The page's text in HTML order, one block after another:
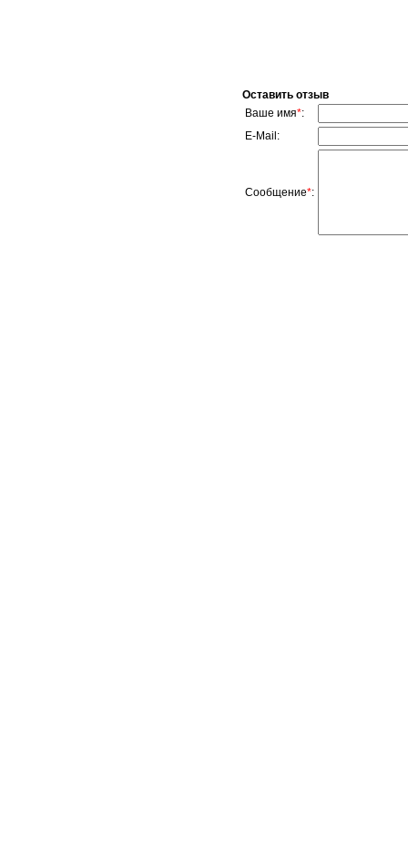
Оставить отзыв
Ваше имя*:
E-Mail:
Сообщение*: